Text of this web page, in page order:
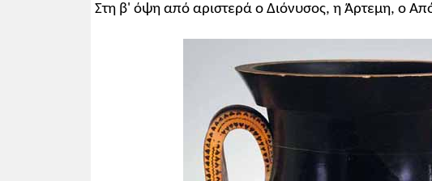
Στη β' όψη από αριστερά ο Διόνυσος, η Άρτεμη, ο